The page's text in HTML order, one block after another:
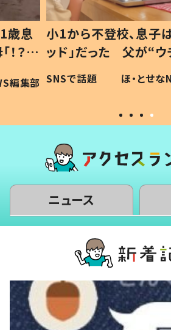
歳息
？」
編集部
小1から不登校、息子
ッド」だった 父が“
作り続ける理由とは
#令和の子
SNSで話題 ほ・とせ
ニュース